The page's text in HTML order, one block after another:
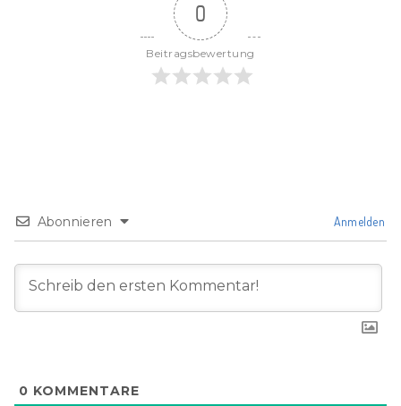
0
Beitragsbewertung
Abonnieren Anmelden
0 KOMMENTARE